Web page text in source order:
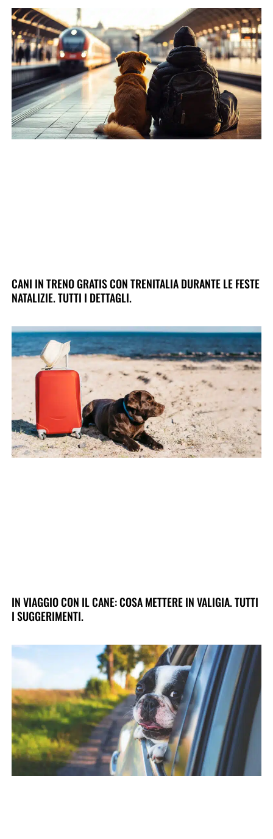
CANI IN TRENO GRATIS CON TRENITALIA DURANTE LE FESTE
NATALIZIE. TUTTI I DETTAGLI.
IN VIAGGIO CON IL CANE: COSA METTERE IN VALIGIA. TUTTI
I SUGGERIMENTI.